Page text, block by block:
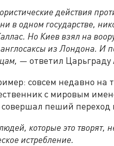
действия
в одном государстве,
Но Киев взял на
из Лондона. И
— ответил
совсем недавно на
с мировым
пеший переход
которые это творят,
истребление.